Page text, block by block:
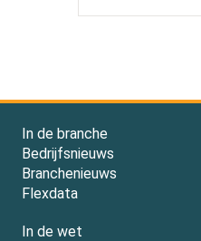
In de branche
Bedrijfsnieuws
Branchenieuws
Flexdata
In de wet